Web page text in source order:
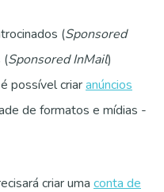
(Sponsored
(Sponsored InMail)
possível criaranúncios
de formatos e mídias -
criar uma conta de